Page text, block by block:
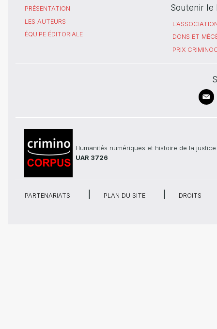
PRÉSENTATION
LES AUTEURS
ÉQUIPE ÉDITORIALE
Soutenir le
DONS ET
PRIX
Humanités numériques et histoire de la justice
UAR 3726
PARTENARIATS PLAN DU SITE DROITS